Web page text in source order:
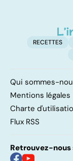
RECETTES
Qui sommes-
Mentions légales
Charte
Flux RSS
Retrouvez-nous